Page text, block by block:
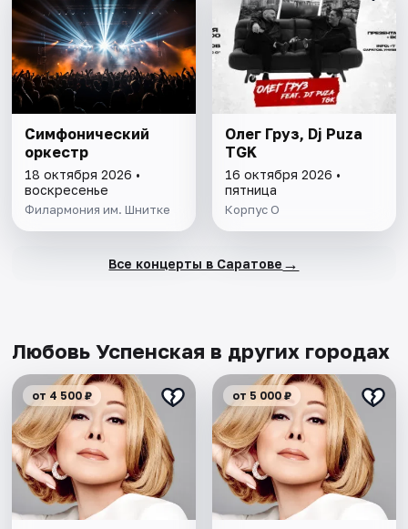
Симфонический
оркестр
18 октября 2026 •
воскресенье
Филармония им. Шнитке
Олег Груз, Dj Puza
TGK
16 октября 2026 •
пятница
Корпус О
Все концерты в Саратове →
Любовь Успенская в других городах
от 4 500 ₽ от 5 000 ₽